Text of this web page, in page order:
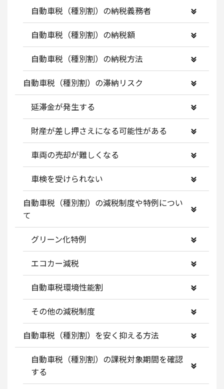
自動車税（種別割）の納税義務者
自動車税（種別割）の納税額
自動車税（種別割）の納税方法
自動車税（種別割）の滞納リスク
延滞金が発生する
財産が差し押さえになる可能性がある
車両の売却が難しくなる
車検を受けられない
自動車税（種別割）の減税制度や特例につい
て
グリーン化特例
エコカー減税
自動車税環境性能割
その他の減税制度
自動車税（種別割）を安く抑える方法
自動車税（種別割）の課税対象期間を確認
する